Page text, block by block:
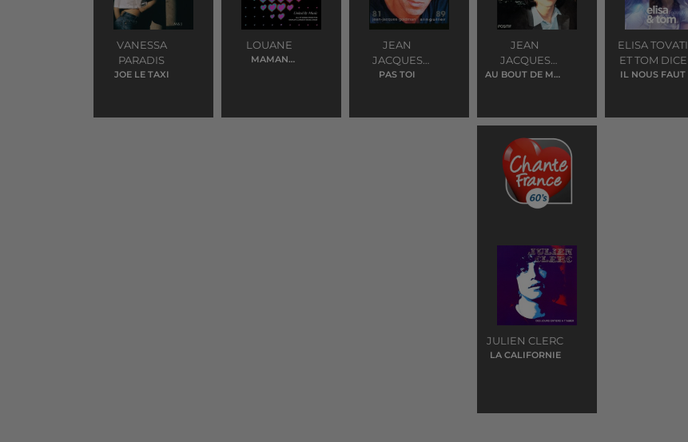
VANESSA
PARADIS
JOE LE TAXI
LOUANE
MAMAN
JEAN
JACQUES
GOLDMAN
PAS TOI
JEAN
JACQUES
GOLDMAN
AU BOUT DE MES
ELISA TOVATI
ET TOM DICE
IL NOUS FAUT
JULIEN CLERC
LA CALIFORNIE